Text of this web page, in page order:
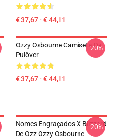
€ 37,67 - € 44,11
Ozzy Osbourne Camiseta De
Pulôver
€ 37,67 - € 44,11
-20%
Nomes Engraçados X Blizzard
De Ozz Ozzy Osbourne
-20%